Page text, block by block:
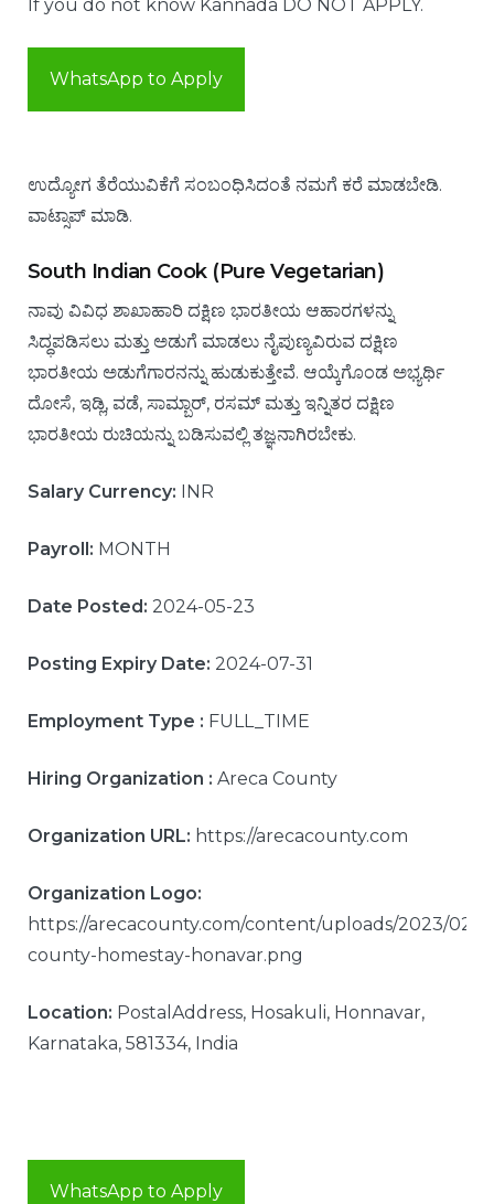
If you do not know Kannada DO NOT APPLY.
WhatsApp to Apply
ಉದ್ಯೋಗ ತೆರೆಯುವಿಕೆಗೆ ಸಂಬಂಧಿಸಿದಂತೆ ನಮಗೆ ಕರೆ ಮಾಡಬೇಡಿ.
ವಾಟ್ಸಾಪ್ ಮಾಡಿ.
South Indian Cook (Pure Vegetarian)
ನಾವು ವಿವಿಧ ಶಾಖಾಹಾರಿ ದಕ್ಷಿಣ ಭಾರತೀಯ ಆಹಾರಗಳನ್ನು
ಸಿದ್ಧಪಡಿಸಲು ಮತ್ತು ಅಡುಗೆ ಮಾಡಲು ನೈಪುಣ್ಯವಿರುವ ದಕ್ಷಿಣ
ಭಾರತೀಯ ಅಡುಗೆಗಾರನನ್ನು ಹುಡುಕುತ್ತೇವೆ. ಆಯ್ಕೆಗೊಂಡ ಅಭ್ಯರ್ಥಿ
ದೋಸೆ, ಇಡ್ಲಿ, ವಡೆ, ಸಾಮ್ಬಾರ್, ರಸಮ್ ಮತ್ತು ಇನ್ನಿತರ ದಕ್ಷಿಣ
ಭಾರತೀಯ ರುಚಿಯನ್ನು ಬಡಿಸುವಲ್ಲಿ ತಜ್ಞನಾಗಿರಬೇಕು.
Salary Currency: INR
Payroll: MONTH
Date Posted: 2024-05-23
Posting Expiry Date: 2024-07-31
Employment Type : FULL_TIME
Hiring Organization : Areca County
Organization URL: https://arecacounty.com
Organization Logo:
https://arecacounty.com/content/uploads/2023/02/
county-homestay-honavar.png
Location: PostalAddress, Hosakuli, Honnavar,
Karnataka, 581334, India
WhatsApp to Apply